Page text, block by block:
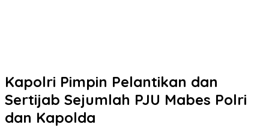
Kapolri Pimpin Pelantikan dan
Sertijab Sejumlah PJU Mabes Polri
dan Kapolda